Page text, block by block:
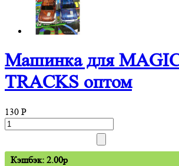
Машинка для
TRACKS оптом
130 P
Кэшбэк: 2.00p